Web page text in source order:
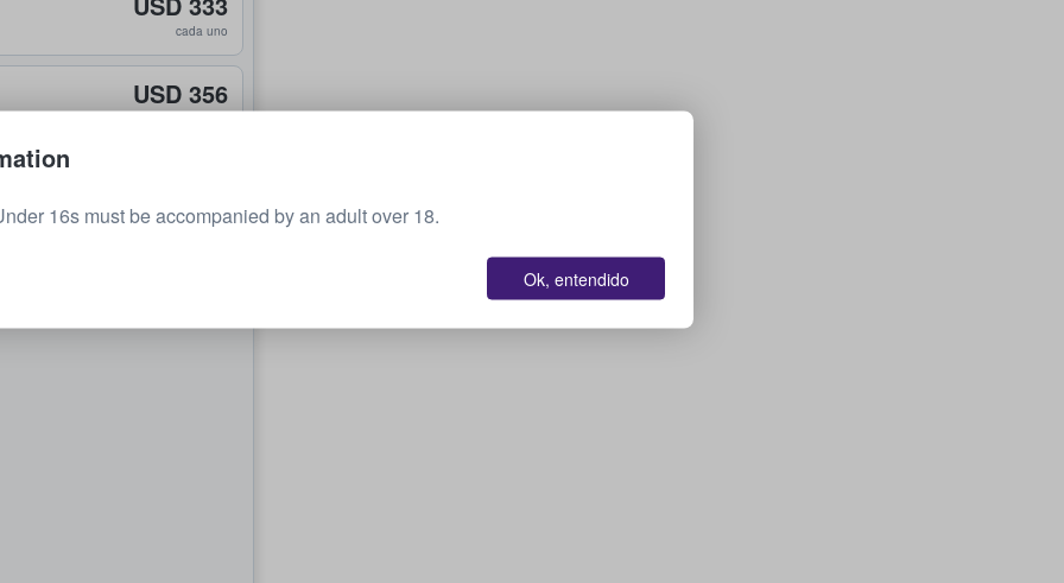
cada uno
USD 356
16s must be accompanied by an adult over 18.
Ok, entendido